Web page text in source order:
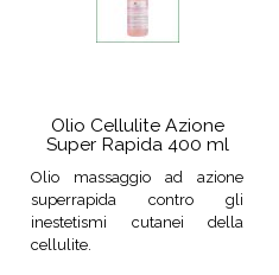
Olio Cellulite Azione
Super Rapida 400 ml
Olio massaggio ad azione
superrapida contro gli
inestetismi cutanei della
cellulite.